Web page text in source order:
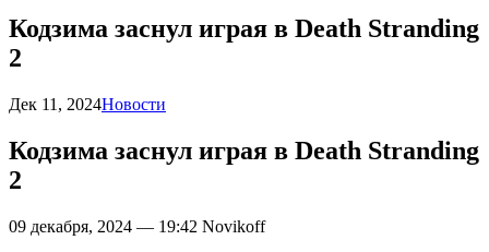
Кодзима заснул играя в Death Stranding
2
Дек 11, 2024Новости
Кодзима заснул играя в Death Stranding
2
09 декабря, 2024 — 19:42 Novikoff